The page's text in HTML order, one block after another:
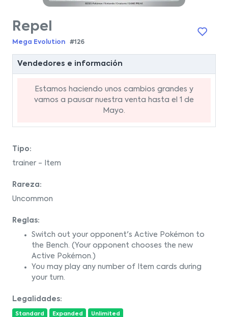
Repel
Mega Evolution #126
Vendedores e información
Estamos haciendo unos cambios grandes y
vamos a pausar nuestra venta hasta el 1 de
Mayo.
Tipo:
trainer - Item
Rareza:
Uncommon
Reglas:
Switch out your opponent's Active Pokémon to
the Bench. (Your opponent chooses the new
Active Pokémon.)
You may play any number of Item cards during
your turn.
Legalidades:
Standard Expanded Unlimited